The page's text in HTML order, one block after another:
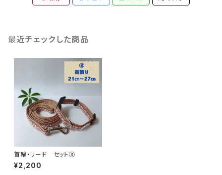
最近チェックした商品
首輪・リード セット⑧
¥2,200